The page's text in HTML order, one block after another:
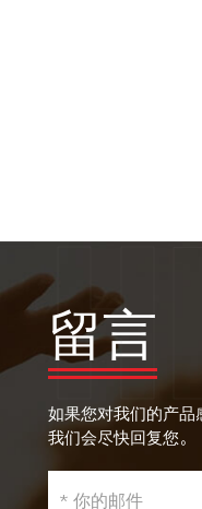
留言
如果您对我们的产品
我们会尽快回复您。